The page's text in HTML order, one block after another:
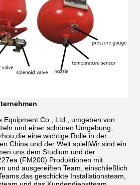
Equipment Co., Ltd., umgeben von
und einer schönen Umgebung,
eine wichtige Rolle in der
China und der Welt spieltWir sind ein
uns dem Studium und der
(FM200) Produktionen mit
und ausgereiften Team, einschließlich
geschickte Installationsteam,